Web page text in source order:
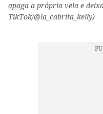
apaga a própria vela e
TikTok/@la_cabrita_kelly)